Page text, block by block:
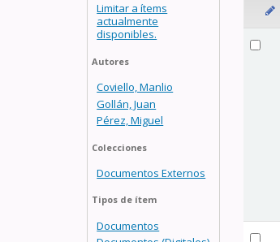
Limitar a ítems
actualmente
disponibles.
Autores
Coviello, Manlio
Gollán, Juan
Pérez, Miguel
Colecciones
Documentos Externos
Tipos de ítem
Documentos